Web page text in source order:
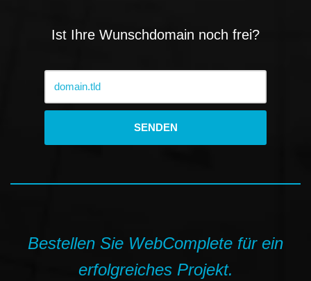
Ist Ihre Wunschdomain noch frei?
Bestellen Sie WebComplete für ein
erfolgreiches Projekt.